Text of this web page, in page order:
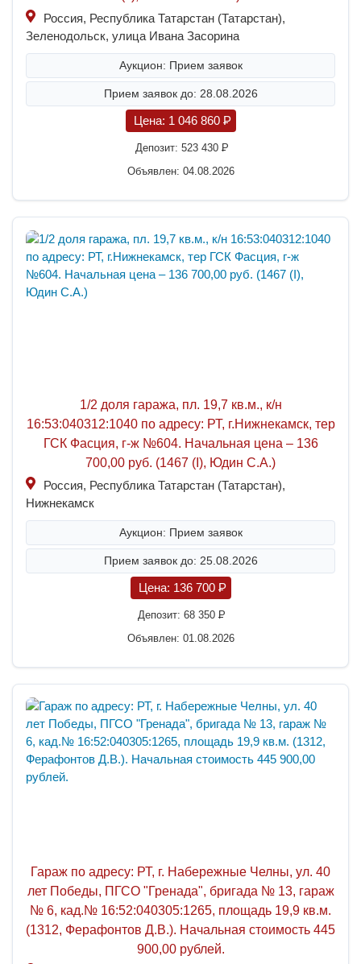
Россия, Республика Татарстан (Татарстан),
Зеленодольск, улица Ивана Засорина
Аукцион: Прием заявок
Прием заявок до: 28.08.2026
Цена: 1 046 860 P
Депозит: 523 430 P
Объявлен: 04.08.2026
1/2 доля гаража, пл. 19,7 кв.м., к/н
16:53:040312:1040 по адресу: РТ, г.Нижнекамск, тер
ГСК Фасция, г-ж №604. Начальная цена – 136
700,00 руб. (1467 (I), Юдин С.А.)
Россия, Республика Татарстан (Татарстан),
Нижнекамск
Аукцион: Прием заявок
Прием заявок до: 25.08.2026
Цена: 136 700 P
Депозит: 68 350P
Объявлен: 01.08.2026
Гараж по адресу: РТ, г. Набережные Челны, ул. 40
лет Победы, ПГСО "Гренада", бригада № 13, гараж
№ 6, кад.№ 16:52:040305:1265, площадь 19,9 кв.м.
(1312, Ферафонтов Д.В.). Начальная стоимость 445
900,00 рублей.